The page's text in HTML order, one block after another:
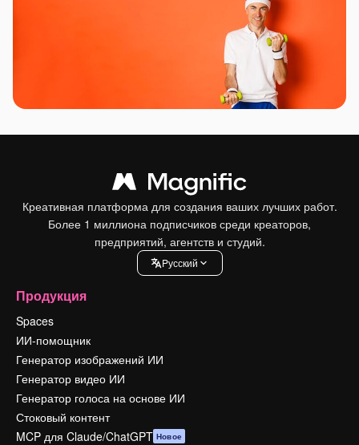
Креативная платформа для создания ваших лучших работ.
Более 1 миллиона подписчиков среди креаторов,
предприятий, агентств и студий.
Pусский
Продукция
Spaces
ИИ-помощник
Генератор изображений ИИ
Генератор видео ИИ
Генератор голоса на основе ИИ
Стоковый контент
MCP для Claude/ChatGPT Новое